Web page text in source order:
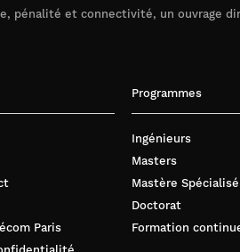
pénalité et connectivité, un ouvrage
Paris
Programmes
Ingénieurs
Masters
Mastère Spécialisé
Doctorat
Formation